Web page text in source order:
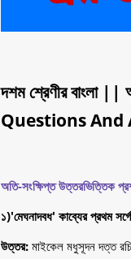
দশম শ্রেণীর
Questions And
অতি-সংক্ষিপ্ত উত্তরভিত্তিক
১)'মেঘনাদবধ' কাব্যের প্রথম
উত্তর: মাইকেল মধুসূদন দত্ত